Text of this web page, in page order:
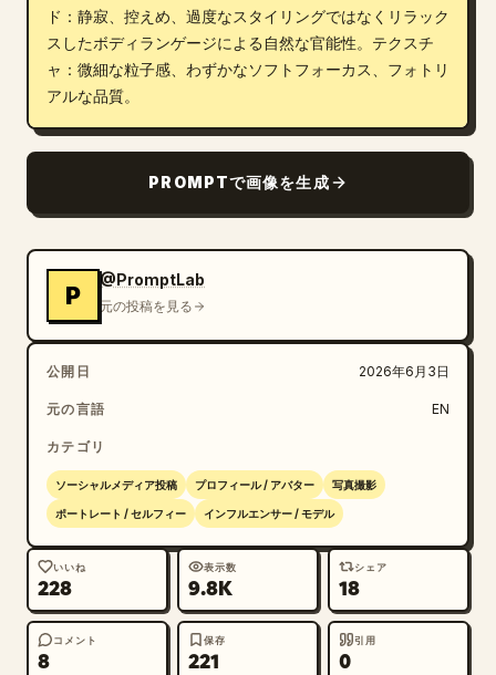
ド：静寂、控えめ、過度なスタイリングではなくリラック
スしたボディランゲージによる自然な官能性。テクスチ
ャ：微細な粒子感、わずかなソフトフォーカス、フォトリ
アルな品質。
PROMPTで画像を生成
P
@PromptLab
元の投稿を見る
公開日 2026年6月3日
元の言語 EN
カテゴリ
ソーシャルメディア投稿 プロフィール / アバター 写真撮影
ポートレート / セルフィー インフルエンサー / モデル
いいね
228
表示数
9.8K
シェア
18
コメント
8
保存
221
引用
0